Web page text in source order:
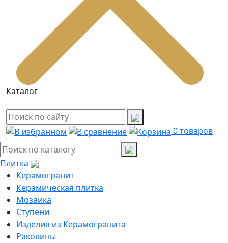
Каталог
0товаров
Плитка
Керамогранит
Керамическая плитка
Мозаика
Ступени
Изделия из Керамогранита
Раковины